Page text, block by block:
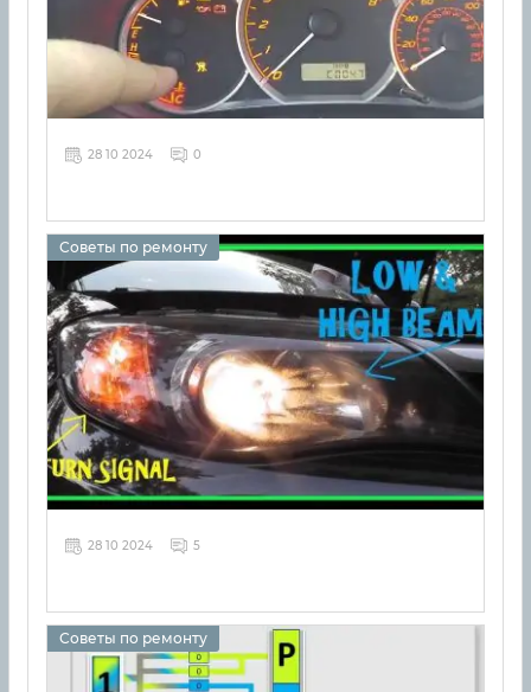
28 10 2024 0
Советы по ремонту
28 10 2024 5
Советы по ремонту